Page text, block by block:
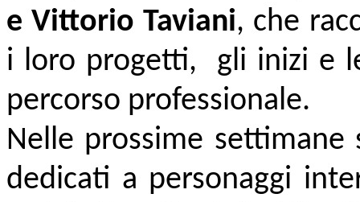
e Vittorio Taviani, che
i loro progetti, gli inizi e
percorso professionale.
Nelle prossime
dedicati a personaggi